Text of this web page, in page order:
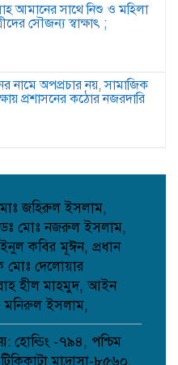
আমানের সাথে নিশু ও মহিলা
সৌজন্য স্বাক্ষাৎ ;
নামে অপপ্রচার নয়, সামাজিক
প্রশাসনের কঠোর নজরদারি
মাটি ও মানুষের আস্থার প্রতীক;
ছড়া ;
মারধর ও হত্যাচেষ্টার অভিযোগে
৫ জন আসামি;
জহিরুল ইসলাম,
মোঃ নজরুল ইসলাম,
কবির মূঈন, প্রধান
মোঃ দেলোয়ার
হীল মাহমুদ, আইন
মনিরুল ইসলাম,
হোল্ডিং -৭৯৪, পশ্চিম
মাদ্রাসা-৮৫৬০,